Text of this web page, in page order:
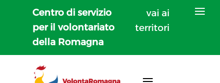
Centro di servizio
per il volontariato
della Romagna
vai ai
territori